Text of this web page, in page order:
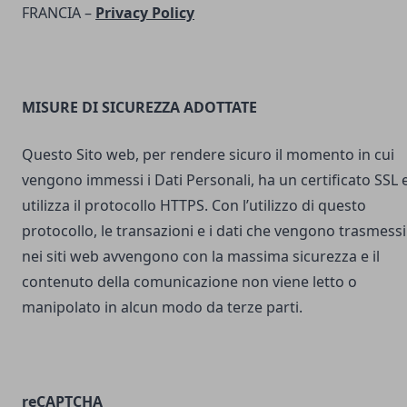
FRANCIA – Privacy Policy
MISURE DI SICUREZZA ADOTTATE
Questo Sito web, per rendere sicuro il momento in cui
vengono immessi i Dati Personali, ha un certificato SSL
utilizza il protocollo HTTPS. Con l’utilizzo di questo
protocollo, le transazioni e i dati che vengono trasmessi
nei siti web avvengono con la massima sicurezza e il
contenuto della comunicazione non viene letto o
manipolato in alcun modo da terze parti.
reCAPTCHA